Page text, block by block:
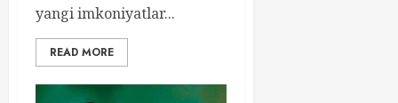
yangi imkoniyatlar...
READ MORE